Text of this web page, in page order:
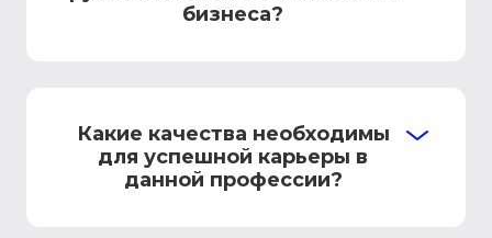
бизнеса?
Какие качества необходимы
для успешной карьеры в
данной профессии?